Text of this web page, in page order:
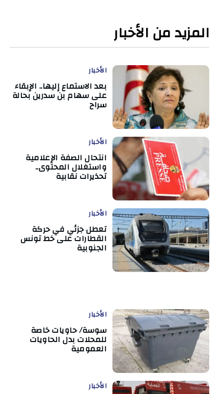
المزيد من الأخبار
الأخبار
بعد الاستماع إليها.. الإبقاء
على سهام بن سدرين بحالة
سراح
الأخبار
انتحال الصفة الإعلامية
واستغلال المحتوى..
تحذيرات نقابية
الأخبار
تعطل جزئي في حركة
القطارات على خط تونس
الجنوبية
الأخبار
سوسة/ حاويات خاصة
للمحلات بدل الحاويات
العمومية
الأخبار